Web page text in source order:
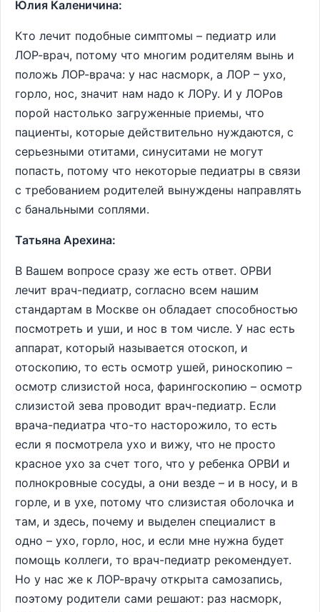
Юлия Каленичина:
Кто лечит подобные симптомы – педиатр или
ЛОР-врач, потому что многим родителям вынь и
положь ЛОР-врача: у нас насморк, а ЛОР – ухо,
горло, нос, значит нам надо к ЛОРу. И у ЛОРов
порой настолько загруженные приемы, что
пациенты, которые действительно нуждаются, с
серьезными отитами, синуситами не могут
попасть, потому что некоторые педиатры в связи
с требованием родителей вынуждены направлять
с банальными соплями.
Татьяна Арехина:
В Вашем вопросе сразу же есть ответ. ОРВИ
лечит врач-педиатр, согласно всем нашим
стандартам в Москве он обладает способностью
посмотреть и уши, и нос в том числе. У нас есть
аппарат, который называется отоскоп, и
отоскопию, то есть осмотр ушей, риноскопию –
осмотр слизистой носа, фарингоскопию – осмотр
слизистой зева проводит врач-педиатр. Если
врача-педиатра что-то насторожило, то есть
если я посмотрела ухо и вижу, что не просто
красное ухо за счет того, что у ребенка ОРВИ и
полнокровные сосуды, а они везде – и в носу, и в
горле, и в ухе, потому что слизистая оболочка и
там, и здесь, почему и выделен специалист в
одно – ухо, горло, нос, и если мне нужна будет
помощь коллеги, то врач-педиатр рекомендует.
Но у нас же к ЛОР-врачу открыта самозапись,
поэтому родители сами решают: раз насморк,